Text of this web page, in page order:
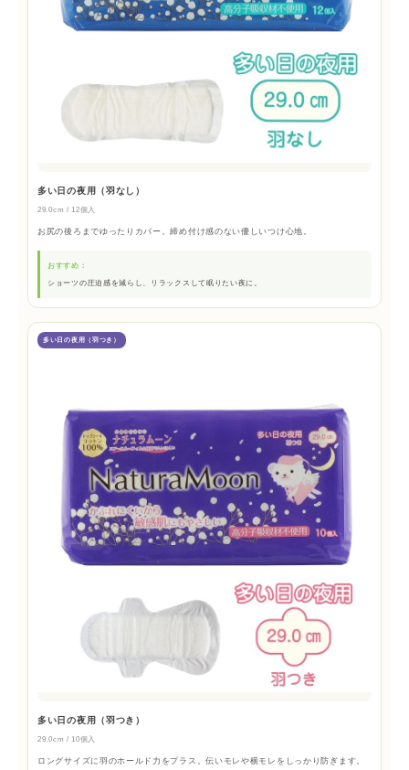
多い日の夜用（羽なし）
29.0cm / 12個入
お尻の後ろまでゆったりカバー。締め付け感のない優しいつけ心地。
おすすめ：
ショーツの圧迫感を減らし、リラックスして眠りたい夜に。
多い日の夜用（羽つき）
多い日の夜用（羽つき）
29.0cm / 10個入
ロングサイズに羽のホールド力をプラス。伝いモレや横モレをしっかり防ぎます。